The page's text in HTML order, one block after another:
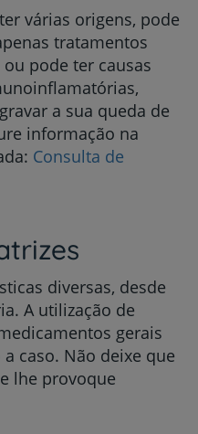
várias origens, pode
tratamentos
pode ter causas
a sua queda de
informação na
Consulta de
diversas, desde
A utilização de
gerais
caso. Não deixe que
lhe provoque